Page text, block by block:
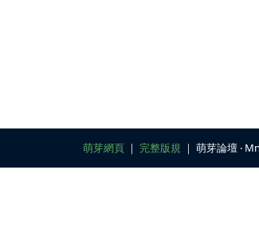
萌芽網頁 ｜ 完整版規 ｜ 萌芽論壇 ‧